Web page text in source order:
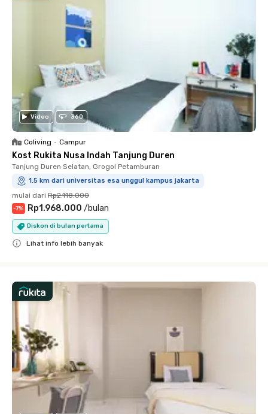
Video 360
Coliving • Campur
Kost Rukita Nusa Indah Tanjung Duren
Tanjung Duren Selatan, Grogol Petamburan
1.5 km dari universitas esa unggul kampus jakarta
mulai dari Rp2.118.000
-7% Rp1.968.000 /bulan
Diskon di bulan pertama
Lihat info lebih banyak